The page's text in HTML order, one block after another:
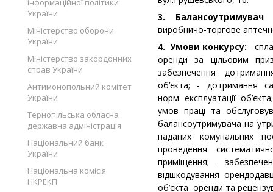
інформаційної політики
України
Міністерство оборони
України
Міністерство закордонних
справ України
Антимонопольний комітет
України
Тернопільська обласна
державна адміністрація
Національний банк
України
Національна комісія
НКРЕКП
3.
виробничо-торгове
4. Умови конкурсу: -
оренди за цільовим
забезпечення
об’єкта; - дотримання
норм експлуатації
умов праці та
балансоутримувача на
наданих комунальних
проведення
приміщення; -
відшкодування
об’єкта оренди та